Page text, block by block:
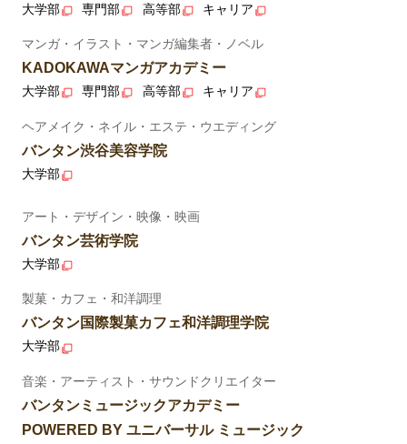
大学部 専門部 高等部 キャリア
マンガ・イラスト・マンガ編集者・ノベル
KADOKAWAマンガアカデミー
大学部 専門部 高等部 キャリア
ヘアメイク・ネイル・エステ・ウエディング
バンタン渋谷美容学院
大学部
アート・デザイン・映像・映画
バンタン芸術学院
大学部
製菓・カフェ・和洋調理
バンタン国際製菓カフェ和洋調理学院
大学部
音楽・アーティスト・サウンドクリエイター
バンタンミュージックアカデミー
POWERED BY ユニバーサル ミュージック